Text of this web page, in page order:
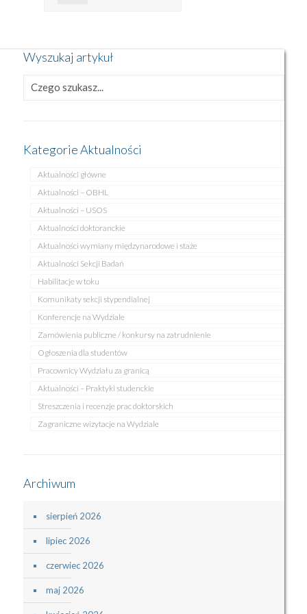
Wyszukaj artykuł
Kategorie Aktualności
Aktualności główne
Aktualności – OBHL
Aktualności – USOS
Aktualności doktoranckie
Aktualności wymiany międzynarodowe i staże
Aktualności Sekcji Badań
Habilitacje w toku
Komunikaty sekcji stypendialnej
Konferencje na Wydziale
Zamówienia publiczne / konkursy na zatrudnienie
Ogłoszenia dla studentów
Pracownicy Wydziału za granicą
Aktualności – Praktyki studenckie
Streszczenia i recenzje prac doktorskich
Zagraniczne wizytacje na Wydziale
Archiwum
sierpień 2026
lipiec 2026
czerwiec 2026
maj 2026